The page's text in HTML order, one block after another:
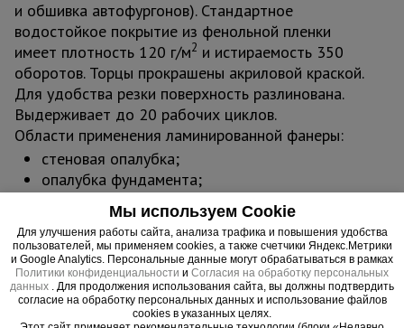
и обшивка автофургонов). Стандартное
водостойкое покрытие из фенольной пленки
имеет плотность 120 г/м2 и истираемость 350
оборотов. Торцы прокрашены акриловой краской.
Для удобства резки поверхность разлинована.
Выдерживает до 20 рабочих циклов.
Области применения ламинированной фанеры:
стеновая опалубка;
опалубка фундамента;
опалубка колонн;
опалубка при строительстве мостов и
тоннелей;
погрузочные площадки и складские мостики
обслуживания;
Мы используем Cookie
Для улучшения работы сайта, анализа трафика и повышения удобства
пользователей, мы применяем cookies, а также счетчики Яндекс.Метрики
и Google Analytics. Персональные данные могут обрабатываться в рамках
Политики конфиденциальности и Согласия на обработку персональных
данных
. Для продолжения использования сайта, вы должны подтвердить
согласие на обработку персональных данных и использование файлов
cookies в указанных целях.